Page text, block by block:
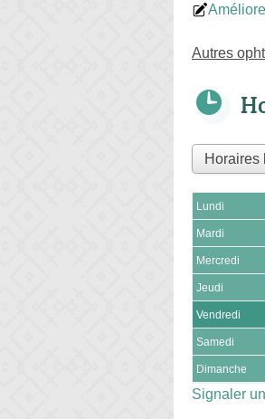
Autres
Lundi
Mardi
Mercredi
Jeudi
Vendredi
Samedi
Dimanche
Signaler